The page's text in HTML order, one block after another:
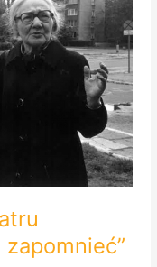
zapomnieć”